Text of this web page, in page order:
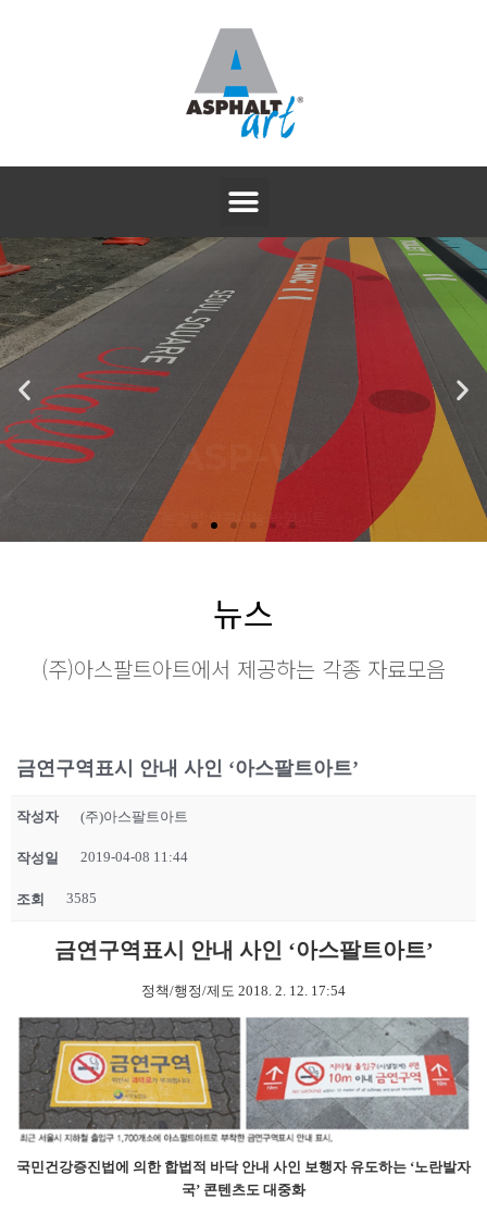
ASP-W
논슬립 알루미늄 방염시트
뉴스
(주)아스팔트아트에서 제공하는 각종 자료모음
금연구역표시 안내 사인 ‘아스팔트아트’
작성자 (주)아스팔트아트
작성일 2019-04-08 11:44
조회 3585
금연구역표시 안내 사인 ‘아스팔트아트’
정책/행정/제도 2018. 2. 12. 17:54
국민건강증진법에 의한 합법적 바닥 안내 사인 보행자 유도하는 ‘노란발자
국’ 콘텐츠도 대중화